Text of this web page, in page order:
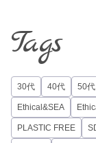
Tags
30代 40代 50代
Ethical&SEA
PLASTIC FREE